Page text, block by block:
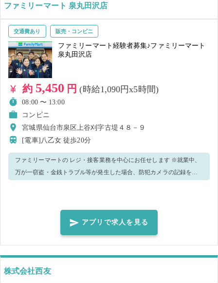
め、速やかなご申告をお願い致します。
ファミリーマート 泉丸田沢店
交通費あり 販売・コンビニ
ファミリーマート経験者募集♪ファミリーマート
泉丸田沢店
約 5,450 円(時給1,090円x5時間)
08:00 〜 13:00
コンビニ
宮城県仙台市泉区上谷刈字古堤４８－９
[電車]八乙女徒歩20分
ファミリーマートの レジ・接客業務を中心にお任せします ※就業中、
万が一窃盗・金銭トラブル等が発生した場合、防犯カメラの記録を警
アプリで求人を見る
株式会社西友